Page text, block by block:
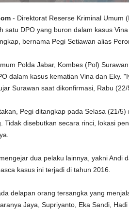
- Direktorat Reserse Kriminal Umum
satu DPO yang buron dalam kasus
bernama Pegi Setiawan alias
Polda Jabar, Kombes (Pol)
dalam kasus kematian Vina dan Eky.
Surawan saat dikonfirmasi, Rabu (22/
Pegi ditangkap pada Selasa (21/
Tidak disebutkan secara rinci, lokasi
dua pelaku lainnya, yakni Andi
kasus ini terjadi di tahun 2016.
delapan orang tersangka yang
Jaya, Supriyanto, Eka Sandi,